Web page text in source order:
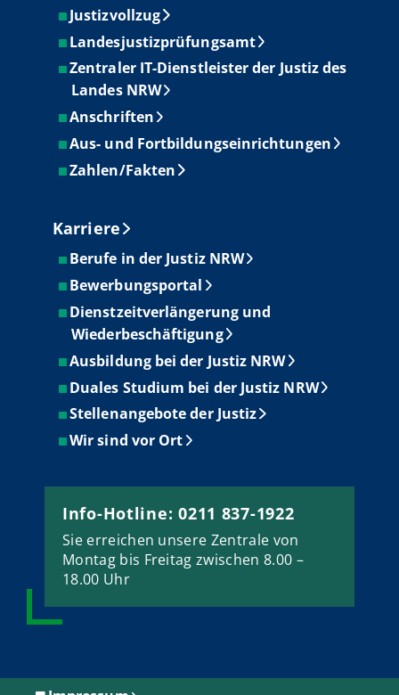
Justizvollzug
Landesjustizprüfungsamt
Zentraler IT-Dienstleister der Justiz des
Landes NRW
Anschriften
Aus- und Fortbildungseinrichtungen
Zahlen/Fakten
Karriere
Berufe in der Justiz NRW
Bewerbungsportal
Dienstzeitverlängerung und
Wiederbeschäftigung
Ausbildung bei der Justiz NRW
Duales Studium bei der Justiz NRW
Stellenangebote der Justiz
Wir sind vor Ort
Info-Hotline: 0211 837-1922
Sie erreichen unsere Zentrale von
Montag bis Freitag zwischen 8.00 –
18.00 Uhr